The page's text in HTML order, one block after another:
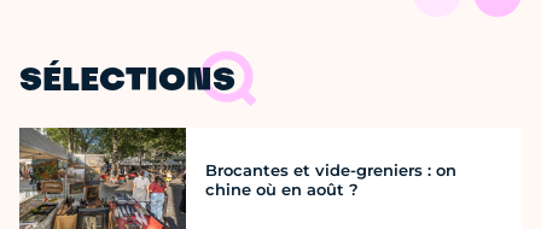
SÉLECTIONS
Brocantes et vide-greniers : on
chine où en août ?